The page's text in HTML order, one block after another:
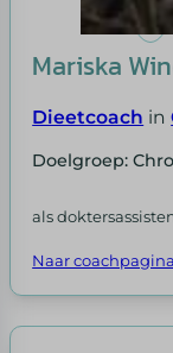
Mariska
Dieetcoach in
Doelgroep:
als
Naar coachpagina